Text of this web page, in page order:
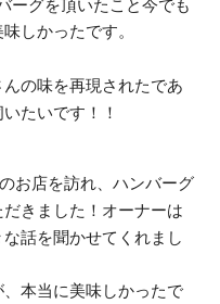
しかったです。
の味を再現されたであ
たいです！！
お店を訪れ、ハンバーグ
きました！オーナーは
話を聞かせてくれまし
本当に美味しかったで